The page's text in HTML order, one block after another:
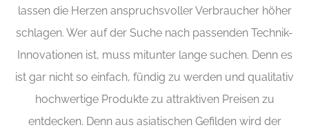
lassen die Herzen anspruchsvoller Verbraucher höher
schlagen. Wer auf der Suche nach passenden Technik-
Innovationen ist, muss mitunter lange suchen. Denn es
ist gar nicht so einfach, fündig zu werden und qualitativ
hochwertige Produkte zu attraktiven Preisen zu
entdecken. Denn aus asiatischen Gefilden wird der